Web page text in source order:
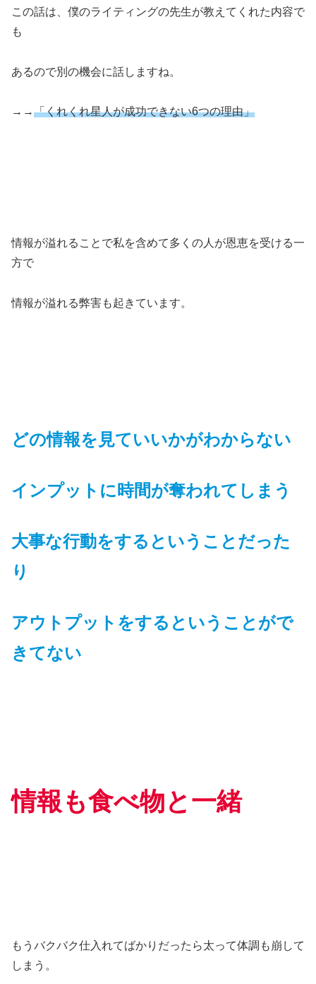
この話は、僕のライティングの先生が教えてくれた内容で
も
あるので別の機会に話しますね。
→→「くれくれ星人が成功できない6つの理由」
情報が溢れることで私を含めて多くの人が恩恵を受ける一
方で
情報が溢れる弊害も起きています。
どの情報を見ていいかがわからない
インプットに時間が奪われてしま う
大事な行動をするということだった
り
アウトプットをするということがで
きてない
情報も食べ物と一緒
もうバクバク仕入れてばかりだったら太って体調も崩して
しまう。